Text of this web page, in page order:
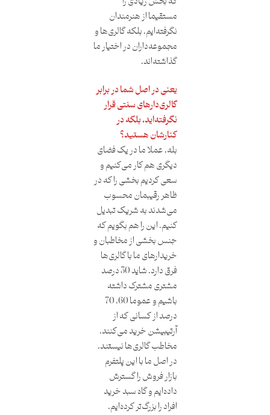
مستقیما از هنرمندان
نگرفته‌ایم، بلکه گالری‌ها و
مجموعه‌داران در اختیار ما
گذاشته‌اند.
یعنی در اصل شما در برابر
گالری‌دارهای سنتی قرار
نگرفته‌اید، بلکه در
کنارشان هستید؟
بله، عملا ما در یک فضای
دیگری هم کار می‌کنیم و
سعی کردیم بخشی را که در
ظاهر رقیبمان محسوب
می‌شدند به شریک تبدیل
کنیم. این را هم بگویم که
جنس بخشی از مخاطبان و
خریدارهای ما با گالری‌ها
فرق دارد. شاید 30 درصد
مشتری مشترک داشته
باشیم و عموما 60، 70
درصد از کسانی که از
آرتیبیشن خرید می‌کنند،
مخاطب گالری‌ها نیستند.
در اصل ما با این پلتفرم
بازار فروش را گسترش
داده‌ایم و گاه سبد خرید
افراد را بزرگ‌تر کرده‌ایم.